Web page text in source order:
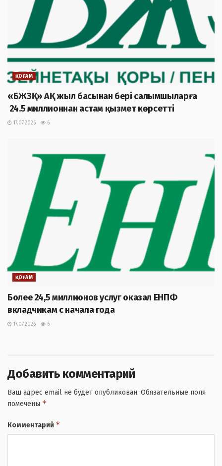
ҚОҒАМ
«БЖЗҚ» АҚ жыл басынан бері салымшыларға
24.5 миллионнан астам қызмет көрсетті
17.07.2026 6
ҚОҒАМ
Более 24,5 миллионов услуг оказал ЕНПФ
вкладчикам с начала года
17.07.2026 6
Добавить комментарий
Ваш адрес email не будет опубликован. Обязательные поля
помечены *
Комментарий *